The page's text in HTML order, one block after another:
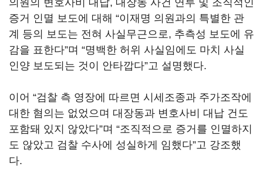
의원의 변호사비 대납, 대장동 사건 연루 및 조직적인
증거 인멸 보도에 대해 “이재명 의원과의 특별한 관
계 등의 보도는 전혀 사실무근으로, 추측성 보도에 유
감을 표한다”며 “명백한 허위 사실임에도 마치 사실
인양 보도되는 것이 안타깝다”고 설명했다.
이어 “검찰 측 영장에 따르면 시세조종과 주가조작에
대한 혐의는 없었으며 대장동과 변호사비 대납 건도
포함돼 있지 않았다”며 “조직적으로 증거를 인멸하지
도 않았고 검찰 수사에 성실하게 임했다”고 강조했
다.